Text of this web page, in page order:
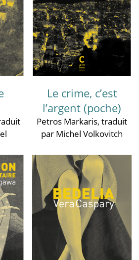
Le crime, c’est
l’argent (poche)
Petros Markaris, traduit
par Michel Volkovitch